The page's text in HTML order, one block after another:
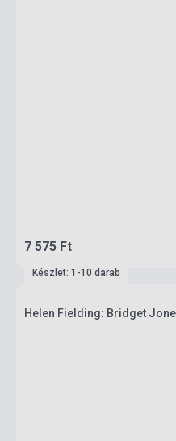
7 575 Ft
Készlet: 1-10 darab
Helen Fielding: Bridget